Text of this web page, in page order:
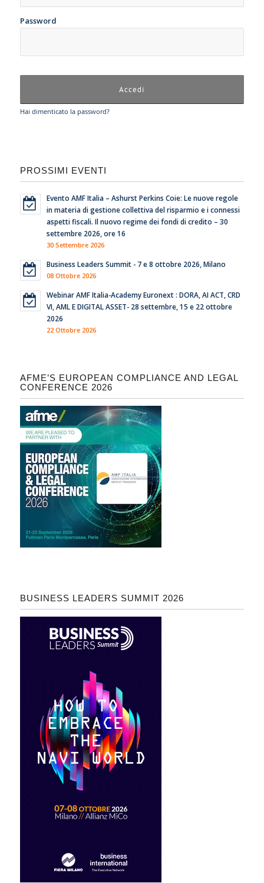
Password
Hai dimenticato la password?
PROSSIMI EVENTI
Evento AMF Italia – Ashurst Perkins Coie: Le nuove regole
in materia di gestione collettiva del risparmio e i connessi
aspetti fiscali. Il nuovo regime dei fondi di credito – 30
settembre 2026, ore 16
30 Settembre 2026
Business Leaders Summit - 7 e 8 ottobre 2026, Milano
08 Ottobre 2026
Webinar AMF Italia-Academy Euronext : DORA, AI ACT, CRD
VI, AML E DIGITAL ASSET- 28 settembre, 15 e 22 ottobre
2026
22 Ottobre 2026
AFME’S EUROPEAN COMPLIANCE AND LEGAL
CONFERENCE 2026
BUSINESS LEADERS SUMMIT 2026